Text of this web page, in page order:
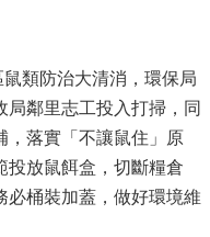
類防治大清消，環保局
鄰里志工投入打掃，同
，落實「不讓鼠住」原
投放鼠餌盒，切斷糧倉
必桶裝加蓋，做好環境維